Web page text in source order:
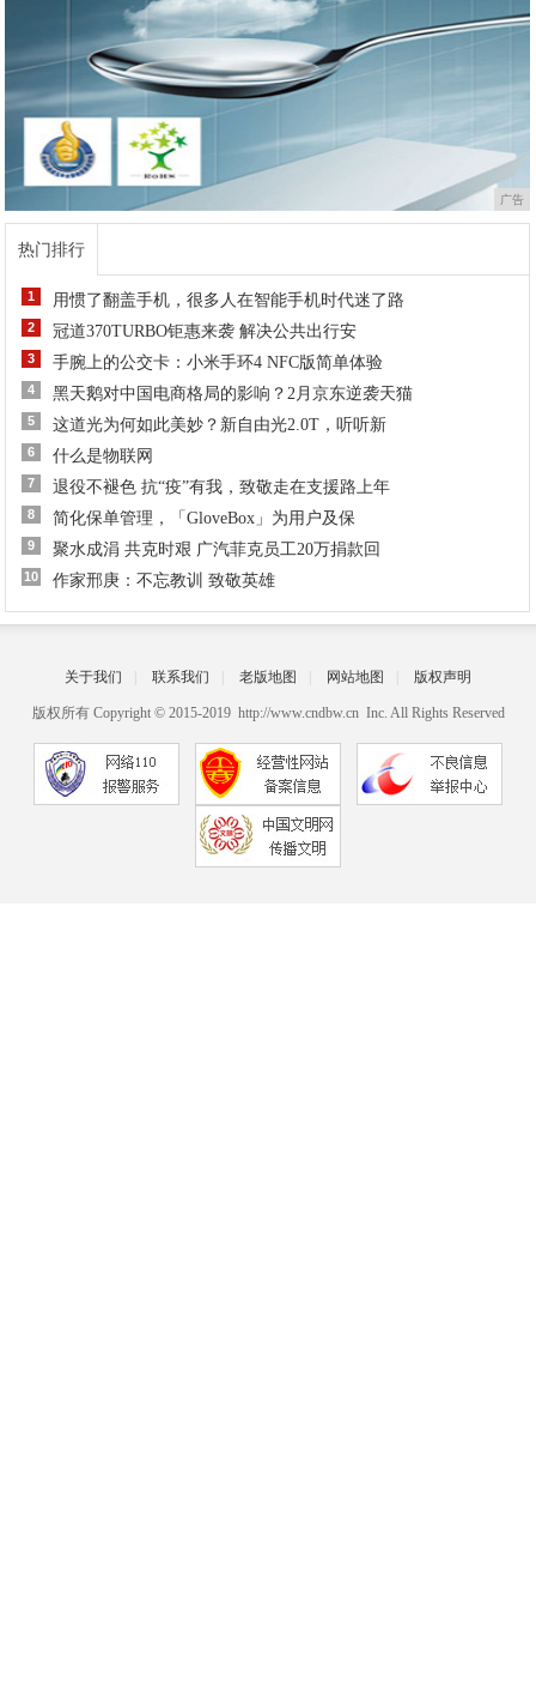
广告
热门排行
1 用惯了翻盖手机，很多人在智能手机时代迷了路
2 冠道370TURBO钜惠来袭 解决公共出行安
3 手腕上的公交卡：小米手环4 NFC版简单体验
4 黑天鹅对中国电商格局的影响？2月京东逆袭天猫
5 这道光为何如此美妙？新自由光2.0T，听听新
6 什么是物联网
7 退役不褪色 抗“疫”有我，致敬走在支援路上年
8 简化保单管理，「GloveBox」为用户及保
9 聚水成涓 共克时艰 广汽菲克员工20万捐款回
10 作家邢庚：不忘教训 致敬英雄
关于我们 联系我们 老版地图 网站地图 版权声明
版权所有 Copyright © 2015-2019 http://www.cndbw.cn Inc. All Rights Reserved